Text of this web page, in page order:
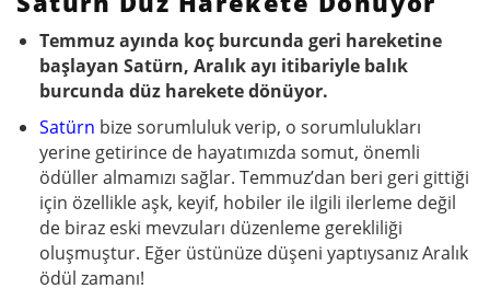
Temmuz ayında koç burcunda geri hareketine
başlayan Satürn, Aralık ayı itibariyle balık
burcunda düz harekete dönüyor.
Satürn bize sorumluluk verip, o sorumlulukları
yerine getirince de hayatımızda somut, önemli
ödüller almamızı sağlar. Temmuz’dan beri geri gittiği
için özellikle aşk, keyif, hobiler ile ilgili ilerleme değil
de biraz eski mevzuları düzenleme gerekliliği
oluşmuştur. Eğer üstünüze düşeni yaptıysanız Aralık
ödül zamanı!